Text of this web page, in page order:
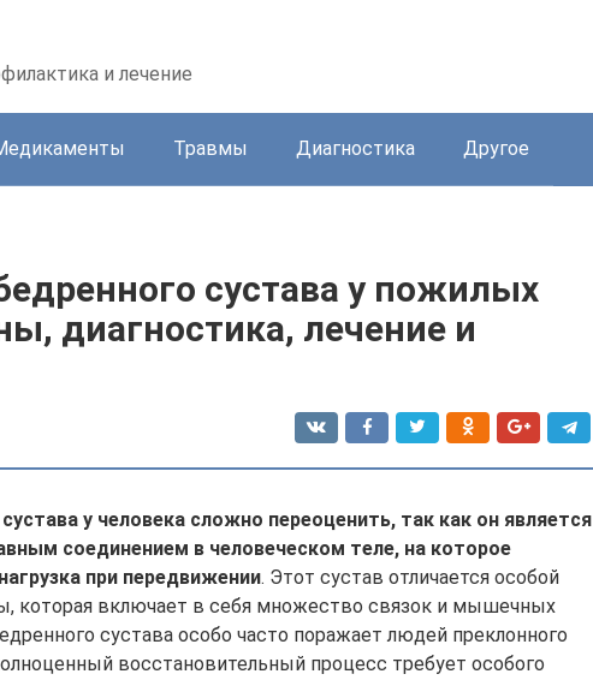
и лечение
Травмы Диагностика Другое
сустава у пожилых
диагностика, лечение и
у человека сложно переоценить, так как он является
соединением в человеческом теле, на которое
при передвижении. Этот сустав отличается особой
которая включает в себя множество связок и мышечных
сустава особо часто поражает людей преклонного
восстановительный процесс требует особого